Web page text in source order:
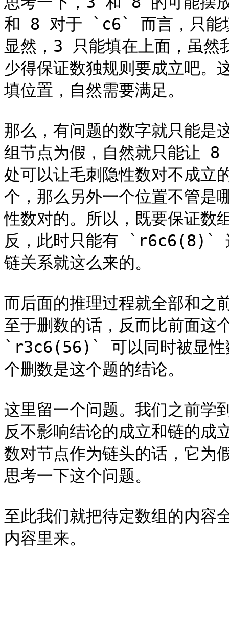
和 8 对于 `c6` 而言，只能
显然，3 只能填在上面，虽然
少得保证数独规则要成立吧
填位置，自然需要满足。
那么，有问题的数字就只能
组节点为假，自然就只能让
处可以让毛刺隐性数对不成
个，那么另外一个位置不管
性数对的。所以，既要保证数
反，此时只能有 `r6c6(8)`
链关系就这么来的。
而后面的推理过程就全部和之
至于删数的话，反而比前面这
`r3c6(56)` 可以同时被显性
个删数是这个题的结论。
这里留一个问题。我们之前学
反不影响结论的成立和链的成
数对节点作为链头的话，它为
思考一下这个问题。
至此我们就把待定数组的内容